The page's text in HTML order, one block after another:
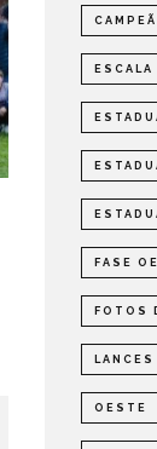
DO
FASE
ESCALA
FASE
FOTOS
LANCES
OESTE